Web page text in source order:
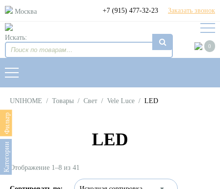
Москва +7 (915) 477-32-23 Заказать звонок
Искать:
0
UNIHOME / Товары / Свет / Vele Luce / LED
Фильтр
Категории
LED
Отображение 1–8 из 41